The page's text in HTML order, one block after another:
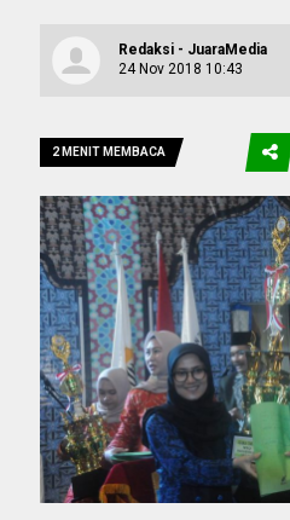
Redaksi - JuaraMedia
24 Nov 2018 10:43
2 MENIT MEMBACA